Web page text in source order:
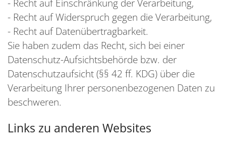
- Recht auf Einschränkung der Verarbeitung,
- Recht auf Widerspruch gegen die Verarbeitung,
- Recht auf Datenübertragbarkeit.
Sie haben zudem das Recht, sich bei einer
Datenschutz-Aufsichtsbehörde bzw. der
Datenschutzaufsicht (§§ 42 ff. KDG) über die
Verarbeitung Ihrer personenbezogenen Daten zu
beschweren.
Links zu anderen Websites